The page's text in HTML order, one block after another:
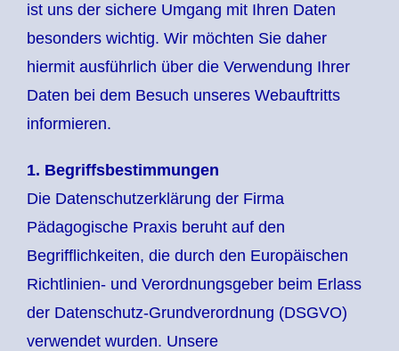
ist uns der sichere Umgang mit Ihren Daten
besonders wichtig. Wir möchten Sie daher
hiermit ausführlich über die Verwendung Ihrer
Daten bei dem Besuch unseres Webauftritts
informieren.
1. Begriffsbestimmungen
Die Datenschutzerklärung der Firma
Pädagogische Praxis beruht auf den
Begrifflichkeiten, die durch den Europäischen
Richtlinien- und Verordnungsgeber beim Erlass
der Datenschutz-Grundverordnung (DSGVO)
verwendet wurden. Unsere